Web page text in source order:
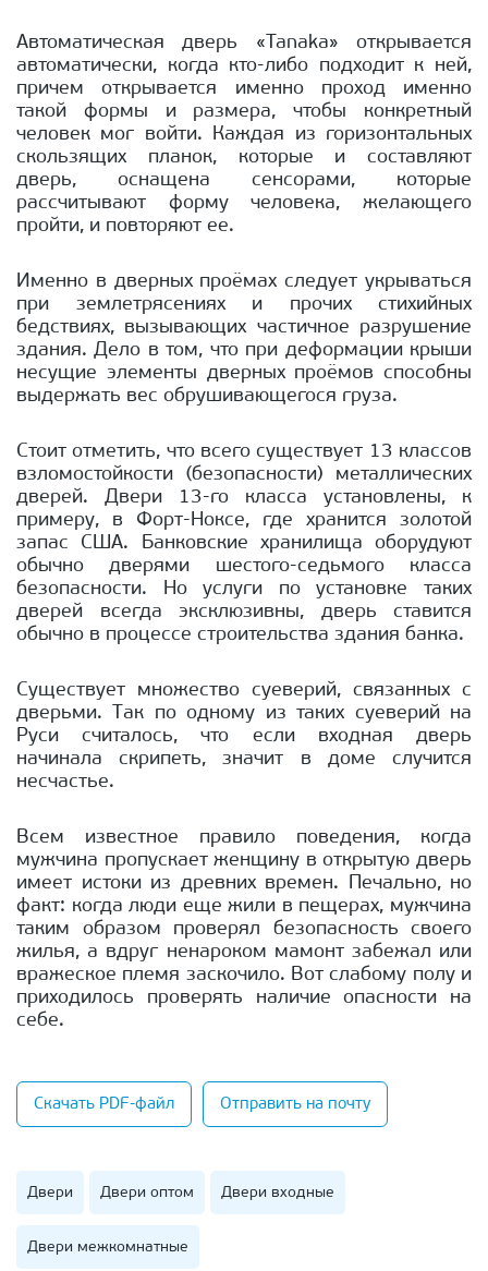
Автоматическая дверь «Tanaka» открывается
автоматически, когда кто-либо подходит к ней,
причем открывается именно проход именно
такой формы и размера, чтобы конкретный
человек мог войти. Каждая из горизонтальных
скользящих планок, которые и составляют
дверь, оснащена сенсорами, которые
рассчитывают форму человека, желающего
пройти, и повторяют ее.
Именно в дверных проёмах следует укрываться
при землетрясениях и прочих стихийных
бедствиях, вызывающих частичное разрушение
здания. Дело в том, что при деформации крыши
несущие элементы дверных проёмов способны
выдержать вес обрушивающегося груза.
Стоит отметить, что всего существует 13 классов
взломостойкости (безопасности) металлических
дверей. Двери 13-го класса установлены, к
примеру, в Форт-Ноксе, где хранится золотой
запас США. Банковские хранилища оборудуют
обычно дверями шестого-седьмого класса
безопасности. Но услуги по установке таких
дверей всегда эксклюзивны, дверь ставится
обычно в процессе строительства здания банка.
Cуществует множество суеверий, связанных с
дверьми. Так по одному из таких суеверий на
Руси считалось, что если входная дверь
начинала скрипеть, значит в доме случится
несчастье.
Всем известное правило поведения, когда
мужчина пропускает женщину в открытую дверь
имеет истоки из древних времен. Печально, но
факт: когда люди еще жили в пещерах, мужчина
таким образом проверял безопасность своего
жилья, а вдруг ненароком мамонт забежал или
вражеское племя заскочило. Вот слабому полу и
приходилось проверять наличие опасности на
себе.
Скачать PDF-файл Отправить на почту
Двери Двери оптом Двери входные
Двери межкомнатные